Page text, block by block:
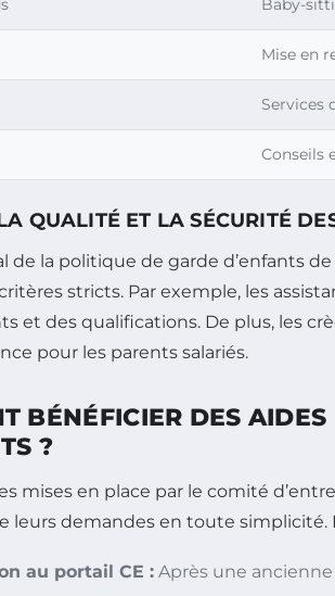
Baby-
Mise en
Services
Conseils
QUALITÉ ET LA SÉCURITÉ
de la politique de garde d’enfants
stricts. Par exemple, les
et des qualifications. De plus, les
pour les parents salariés.
BÉNÉFICIER DES
?
mises en place par le comité
leurs demandes en toute
au portail CE : Après une